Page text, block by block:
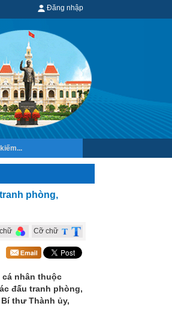
Đăng nhập
phòng,
Cỡ chữ
cá nhân thuộc
đấu tranh phòng,
thư Thành ủy,